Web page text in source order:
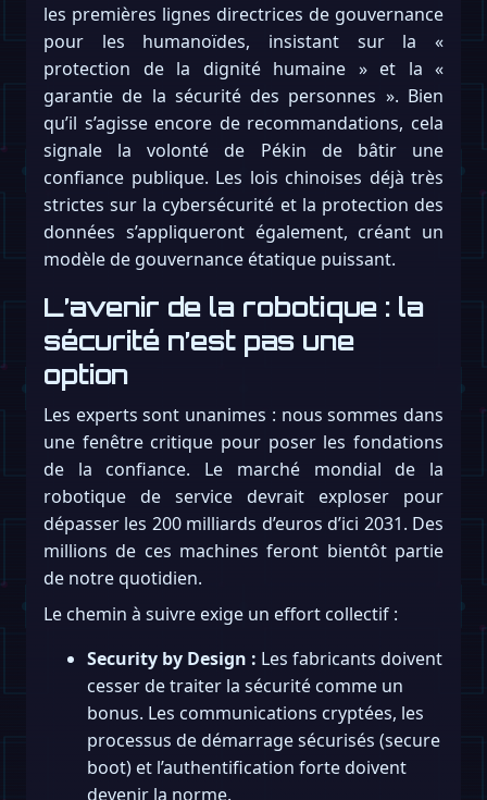
les premières lignes directrices de gouvernance
pour les humanoïdes, insistant sur la «
protection de la dignité humaine » et la «
garantie de la sécurité des personnes ». Bien
qu’il s’agisse encore de recommandations, cela
signale la volonté de Pékin de bâtir une
confiance publique. Les lois chinoises déjà très
strictes sur la cybersécurité et la protection des
données s’appliqueront également, créant un
modèle de gouvernance étatique puissant.
L’avenir de la robotique : la
sécurité n’est pas une
option
Les experts sont unanimes : nous sommes dans
une fenêtre critique pour poser les fondations
de la confiance. Le marché mondial de la
robotique de service devrait exploser pour
dépasser les 200 milliards d’euros d’ici 2031. Des
millions de ces machines feront bientôt partie
de notre quotidien.
Le chemin à suivre exige un effort collectif :
Security by Design : Les fabricants doivent
cesser de traiter la sécurité comme un
bonus. Les communications cryptées, les
processus de démarrage sécurisés (secure
boot) et l’authentification forte doivent
devenir la norme.